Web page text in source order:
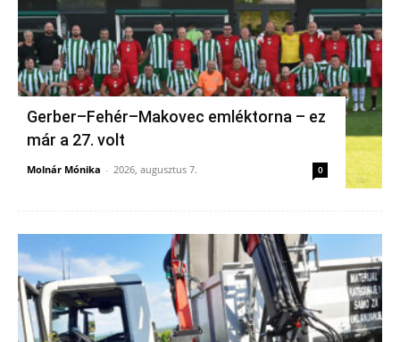
Gerber–Fehér–Makovec emléktorna – ez
már a 27. volt
Molnár Mónika - 2026, augusztus 7. 0